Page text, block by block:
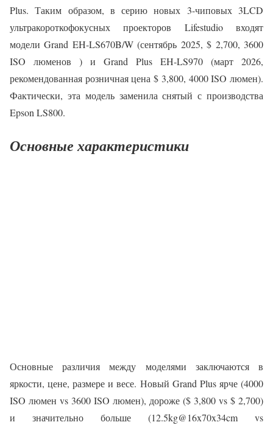
Plus. Таким образом, в серию новых 3-чиповых 3LCD
ультракороткофокусных проекторов Lifestudio входят
модели Grand EH-LS670B/W (сентябрь 2025, $ 2,700, 3600
ISO люменов ) и Grand Plus EH-LS970 (март 2026,
рекомендованная розничная цена $ 3,800, 4000 ISO люмен).
Фактически, эта модель заменила снятый с производства
Epson LS800.
Основные характеристики
Основные различия между моделями заключаются в
яркости, цене, размере и весе. Новый Grand Plus ярче (4000
ISO люмен vs 3600 ISO люмен), дороже ($ 3,800 vs $ 2,700)
и значительно больше (12.5kg@16x70x34cm vs